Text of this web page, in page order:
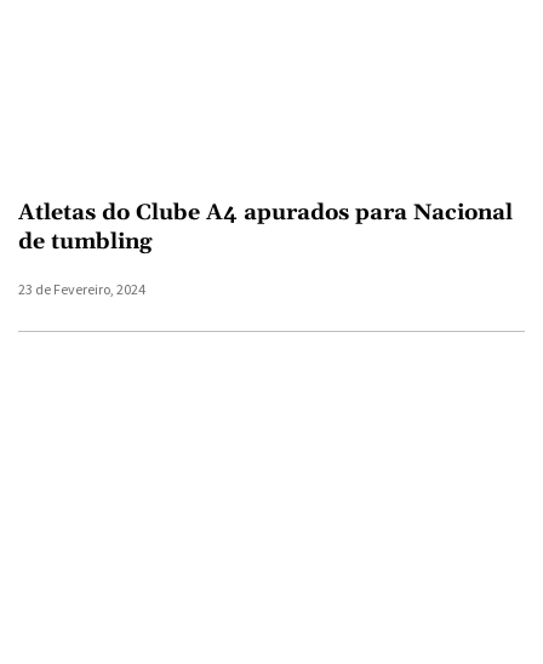
Atletas do Clube A4 apurados para Nacional
de tumbling
23 de Fevereiro, 2024